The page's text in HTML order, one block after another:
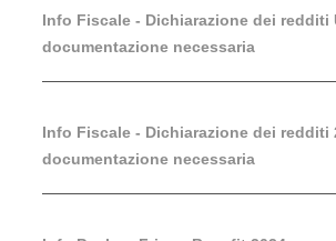
Info Fiscale - Dichiarazione dei redditi
documentazione necessaria
Info Fiscale - Dichiarazione dei redditi
documentazione necessaria